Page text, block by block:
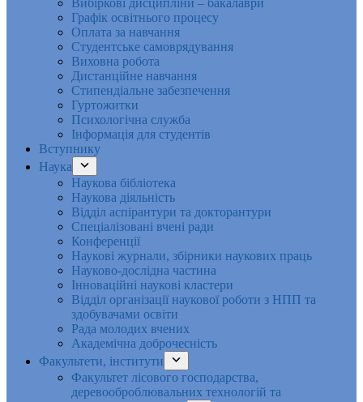
Вибіркові дисципліни – бакалаври
Графік освітнього процесу
Оплата за навчання
Студентське самоврядування
Виховна робота
Дистанційне навчання
Стипендіальне забезпечення
Гуртожитки
Психологічна служба
Інформація для студентів
Вступнику
Наука
Наукова бібліотека
Наукова діяльність
Відділ аспірантури та докторантури
Спеціалізовані вчені ради
Конференції
Наукові журнали, збірники наукових праць
Науково-дослідна частина
Інноваційні наукові кластери
Відділ організації наукової роботи з НПП та
здобувачами освіти
Рада молодих вчених
Академічна доброчесність
Факультети, інститути
Факультет лісового господарства,
деревооброблювальних технологій та